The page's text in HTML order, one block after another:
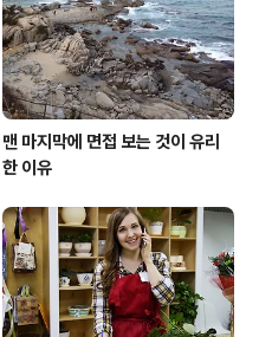
맨 마지막에 면접 보는 것이 유리
한 이유